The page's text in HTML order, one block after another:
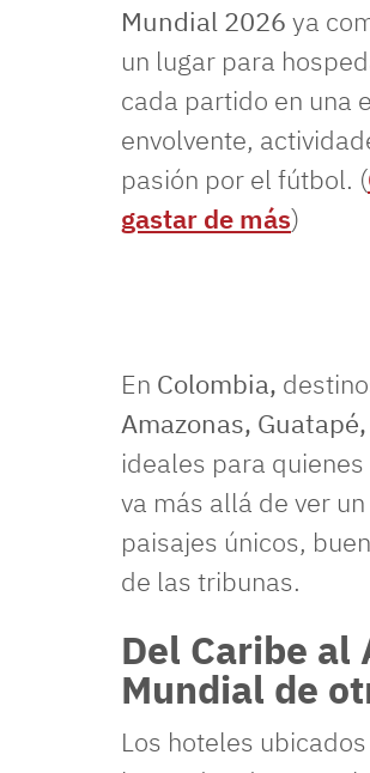
Mundial 2026 ya
un lugar para
cada partido en una
envolvente,
pasión por el fútbol. (
gastar de más)
En Colombia,
Amazonas,
ideales para
va más allá de ver
paisajes únicos,
de las tribunas.
Del Caribe al
Mundial de
Los hoteles